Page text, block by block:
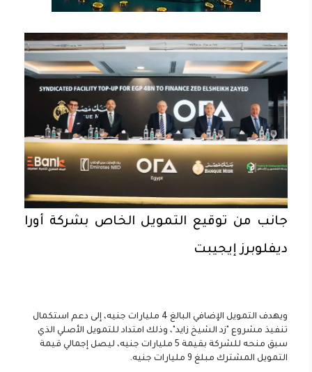
جانب من توقيع التمويل الخاص بشركة أورا
ديفلوبرز إيجيبت
ويهدف التمويل الإضافي البالغ 4 مليارات جنيه، إلى دعم استكمال
تنفيذ مشروع "زد الشيخ زايد"، وذلك امتداد للتمويل الأصلي الذي
سبق منحه للشركة بقيمة 5 مليارات جنيه، ليصل إجمالي قيمة
التمويل المشترك مبلغ 9 مليارات جنيه.